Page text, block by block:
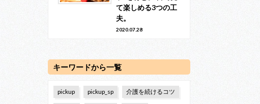
て楽しめる3つの工
夫。
2020.07.28
キーワードから一覧
pickup pickup_sp 介護を続けるコツ